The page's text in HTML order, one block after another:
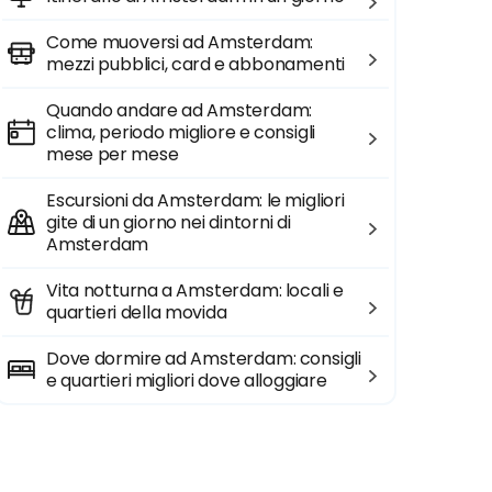
Come muoversi ad Amsterdam:
mezzi pubblici, card e abbonamenti
Quando andare ad Amsterdam:
clima, periodo migliore e consigli
mese per mese
Escursioni da Amsterdam: le migliori
gite di un giorno nei dintorni di
Amsterdam
Vita notturna a Amsterdam: locali e
quartieri della movida
Dove dormire ad Amsterdam: consigli
e quartieri migliori dove alloggiare